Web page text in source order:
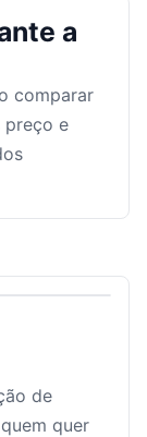
a
comparar
preço e
de
quer